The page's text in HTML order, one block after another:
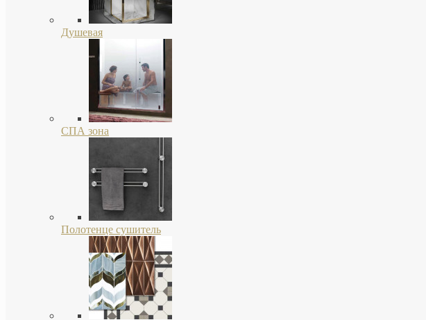
Душевая
СПА зона
Полотенце сушитель